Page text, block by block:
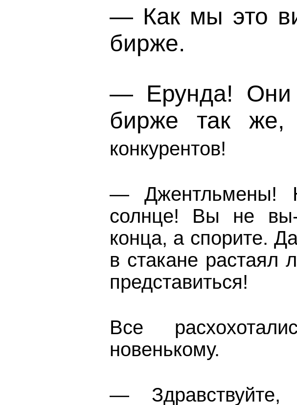
— Как мы это
бирже.
— Ерунда! Они
бирже так
конкурентов!
— Джентльмены!
солнце! Вы не
конца, а спорите.
в стакане растаял
представиться!
Все
новенькому.
—